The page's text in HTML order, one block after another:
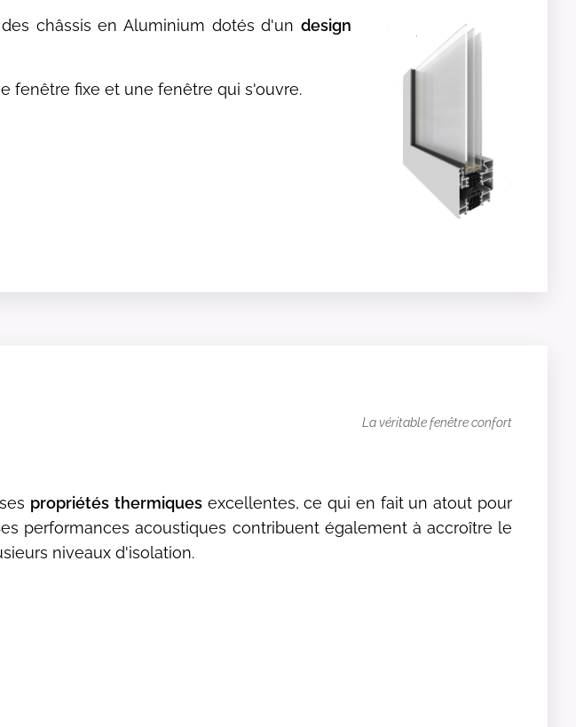
châssis en Aluminium dotés d'un design
fenêtre fixe et une fenêtre qui s'ouvre.
La véritable fenêtre confort
propriétés thermiquesexcellentes, ce qui en fait un atout pour
performances acoustiques contribuent également à accroître le
niveaux d'isolation.